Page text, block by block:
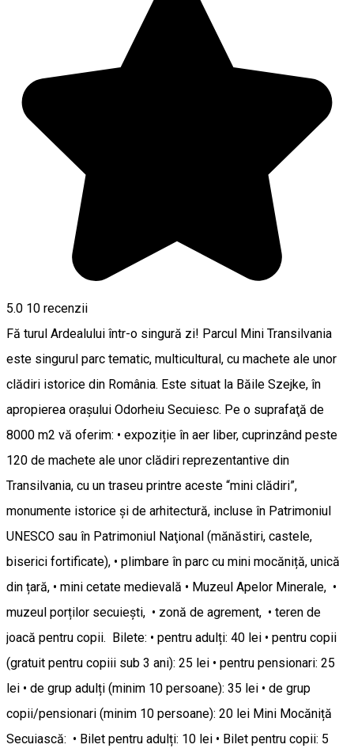
5.0 10 recenzii
Fă turul Ardealului într-o singură zi! Parcul Mini Transilvania
este singurul parc tematic, multicultural, cu machete ale unor
clădiri istorice din România. Este situat la Băile Szejke, în
apropierea orașului Odorheiu Secuiesc. Pe o suprafaţă de
8000 m2 vă oferim: • expoziție în aer liber, cuprinzând peste
120 de machete ale unor clădiri reprezentantive din
Transilvania, cu un traseu printre aceste “mini clădiri”,
monumente istorice şi de arhitectură, incluse în Patrimoniul
UNESCO sau în Patrimoniul Naţional (mănăstiri, castele,
biserici fortificate), • plimbare în parc cu mini mocăniță, unică
din țară, • mini cetate medievală • Muzeul Apelor Minerale, •
muzeul porților secuiești, • zonă de agrement, • teren de
joacă pentru copii. Bilete: • pentru adulți: 40 lei • pentru copii
(gratuit pentru copiii sub 3 ani): 25 lei • pentru pensionari: 25
lei • de grup adulți (minim 10 persoane): 35 lei • de grup
copii/pensionari (minim 10 persoane): 20 lei Mini Mocăniță
Secuiască: • Bilet pentru adulți: 10 lei • Bilet pentru copii: 5